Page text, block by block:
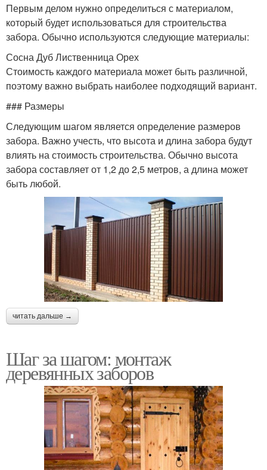
Первым делом нужно определиться с материалом,
который будет использоваться для строительства
забора. Обычно используются следующие материалы:
Сосна Дуб Лиственница Орех
Стоимость каждого материала может быть различной,
поэтому важно выбрать наиболее подходящий вариант.
### Размеры
Следующим шагом является определение размеров
забора. Важно учесть, что высота и длина забора будут
влиять на стоимость строительства. Обычно высота
забора составляет от 1,2 до 2,5 метров, а длина может
быть любой.
читать дальше →
Шаг за шагом: монтаж
деревянных заборов